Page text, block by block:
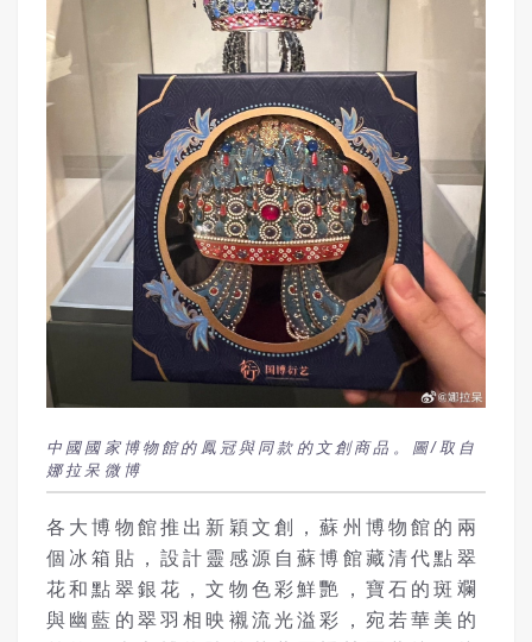
中國國家博物館的鳳冠與同款的文創商品。圖/取自
娜拉呆微博
各大博物館推出新穎文創，蘇州博物館的兩
個冰箱貼，設計靈感源自蘇博館藏清代點翠
花和點翠銀花，文物色彩鮮艷，寶石的斑斕
與幽藍的翠羽相映襯流光溢彩，宛若華美的